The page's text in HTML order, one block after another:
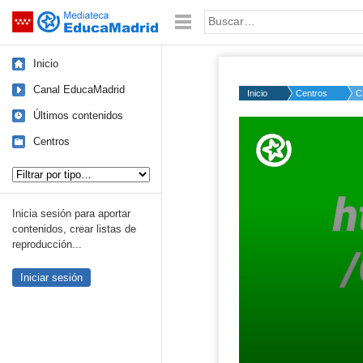
Saltar navegación Palabra o frase:
Inicio
Canal EducaMadrid
Últimos contenidos
Centros
Inicia sesión para aportar
contenidos, crear listas de
reproducción...
Iniciar sesión
Inicio Centros
50%